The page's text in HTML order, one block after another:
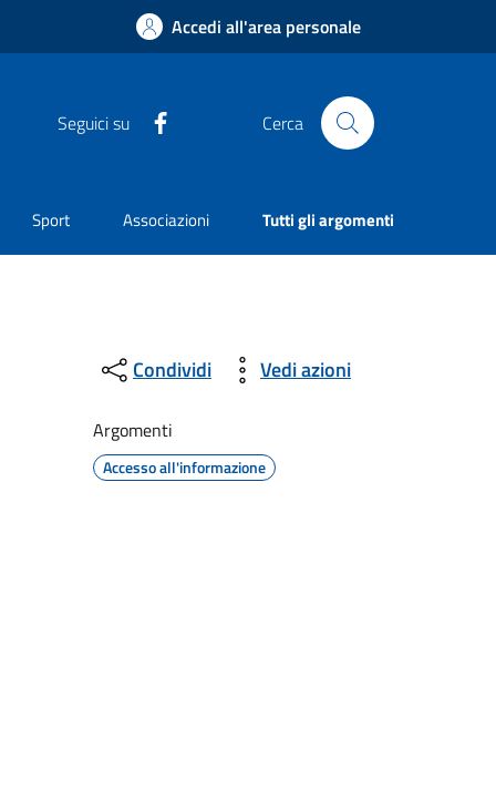
Accedi all'area personale
Seguici su Cerca
Sport Associazioni Tutti gli argomenti
Condividi Vedi azioni
Argomenti
Accesso all'informazione